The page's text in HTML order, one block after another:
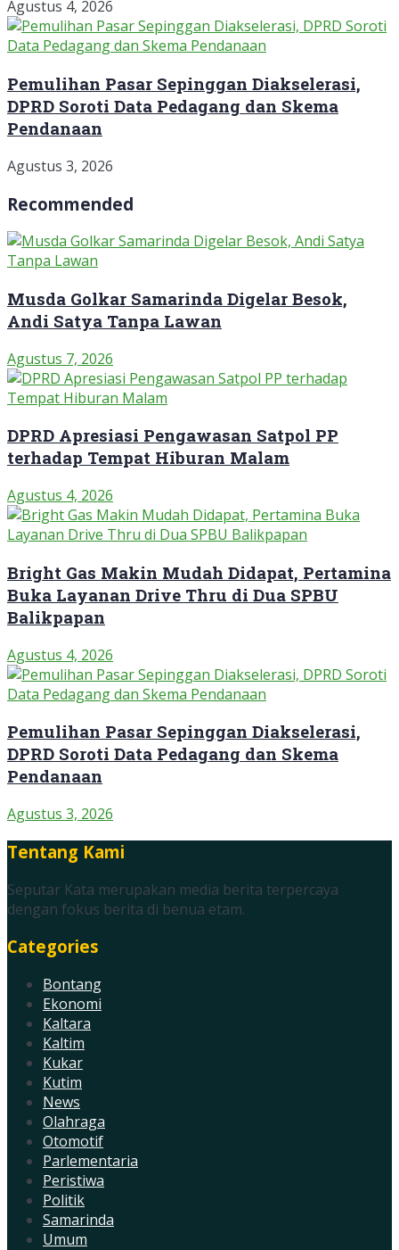
Agustus 4, 2026
Pemulihan Pasar Sepinggan Diakselerasi,
DPRD Soroti Data Pedagang dan Skema
Pendanaan
Agustus 3, 2026
Recommended
Musda Golkar Samarinda Digelar Besok,
Andi Satya Tanpa Lawan
Agustus 7, 2026
DPRD Apresiasi Pengawasan Satpol PP
terhadap Tempat Hiburan Malam
Agustus 4, 2026
Bright Gas Makin Mudah Didapat, Pertamina
Buka Layanan Drive Thru di Dua SPBU
Balikpapan
Agustus 4, 2026
Pemulihan Pasar Sepinggan Diakselerasi,
DPRD Soroti Data Pedagang dan Skema
Pendanaan
Agustus 3, 2026
Tentang Kami
Seputar Kata merupakan media berita terpercaya
dengan fokus berita di benua etam.
Categories
Bontang
Ekonomi
Kaltara
Kaltim
Kukar
Kutim
News
Olahraga
Otomotif
Parlementaria
Peristiwa
Politik
Samarinda
Umum